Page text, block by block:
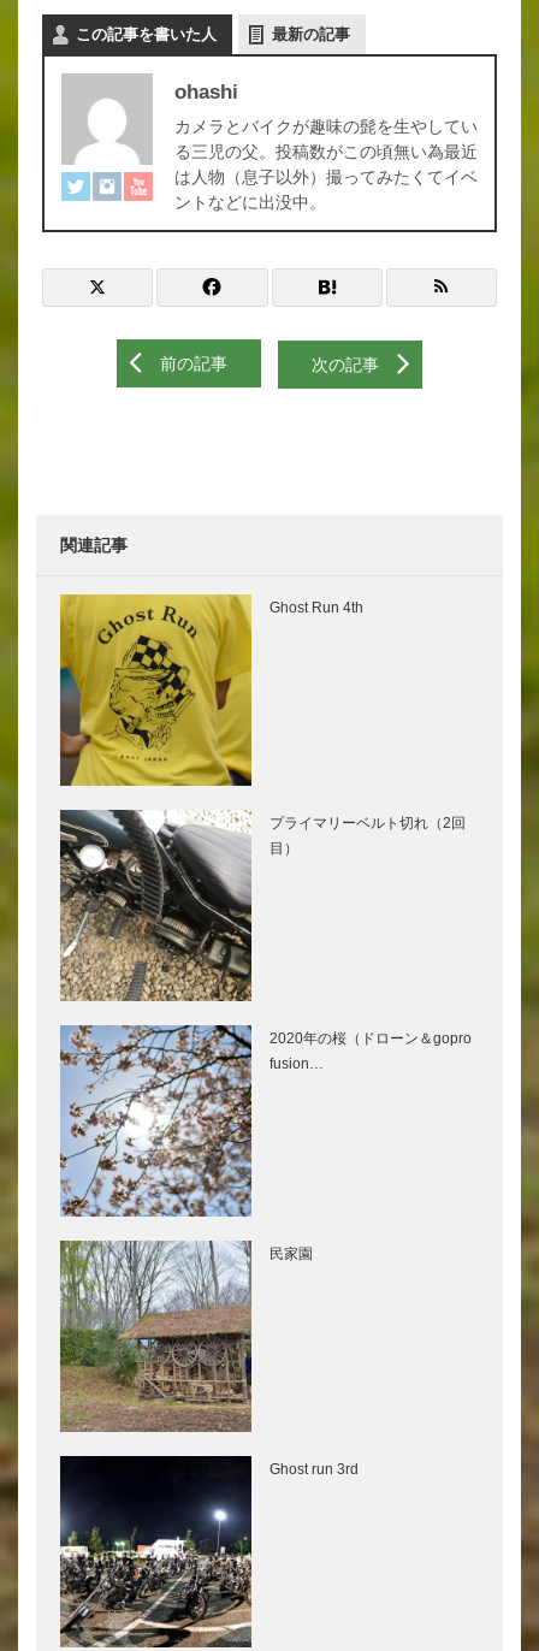
この記事を書いた人 最新の記事
ohashi
カメラとバイクが趣味の髭を生やしてい
る三児の父。投稿数がこの頃無い為最近
は人物（息子以外）撮ってみたくてイベ
ントなどに出没中。
前の記事 次の記事
関連記事
Ghost Run 4th
プライマリーベルト切れ（2回
目）
2020年の桜（ドローン＆gopro
fusion…
民家園
Ghost run 3rd